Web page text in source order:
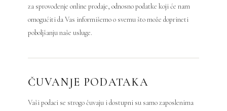
za sprovođenje online prodaje, odnosno podatke koji će nam
omogućiti da Vas informišemo o svemu što može doprineti
poboljšanju naše usluge.
ČUVANJE PODATAKA
Vaši podaci se strogo čuvaju i dostupni su samo zaposlenima